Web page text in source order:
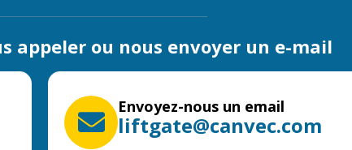
appeler ou nous envoyer un e-mail
Envoyez-nous un email
liftgate@canvec.com